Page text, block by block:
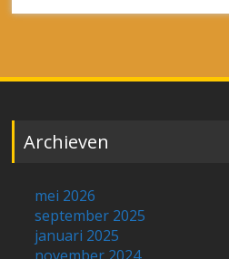
Archieven
mei 2026
september 2025
januari 2025
november 2024